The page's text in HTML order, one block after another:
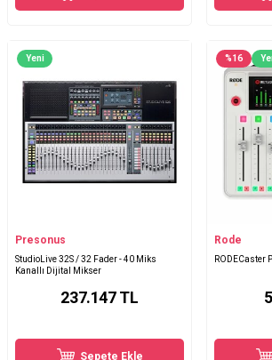
Yeni
Presonus
StudioLive 32S / 32 Fader - 40 Miks
Kanallı Dijital Mikser
237.147TL
Sepete Ekle
%16
Rode
RODECaster